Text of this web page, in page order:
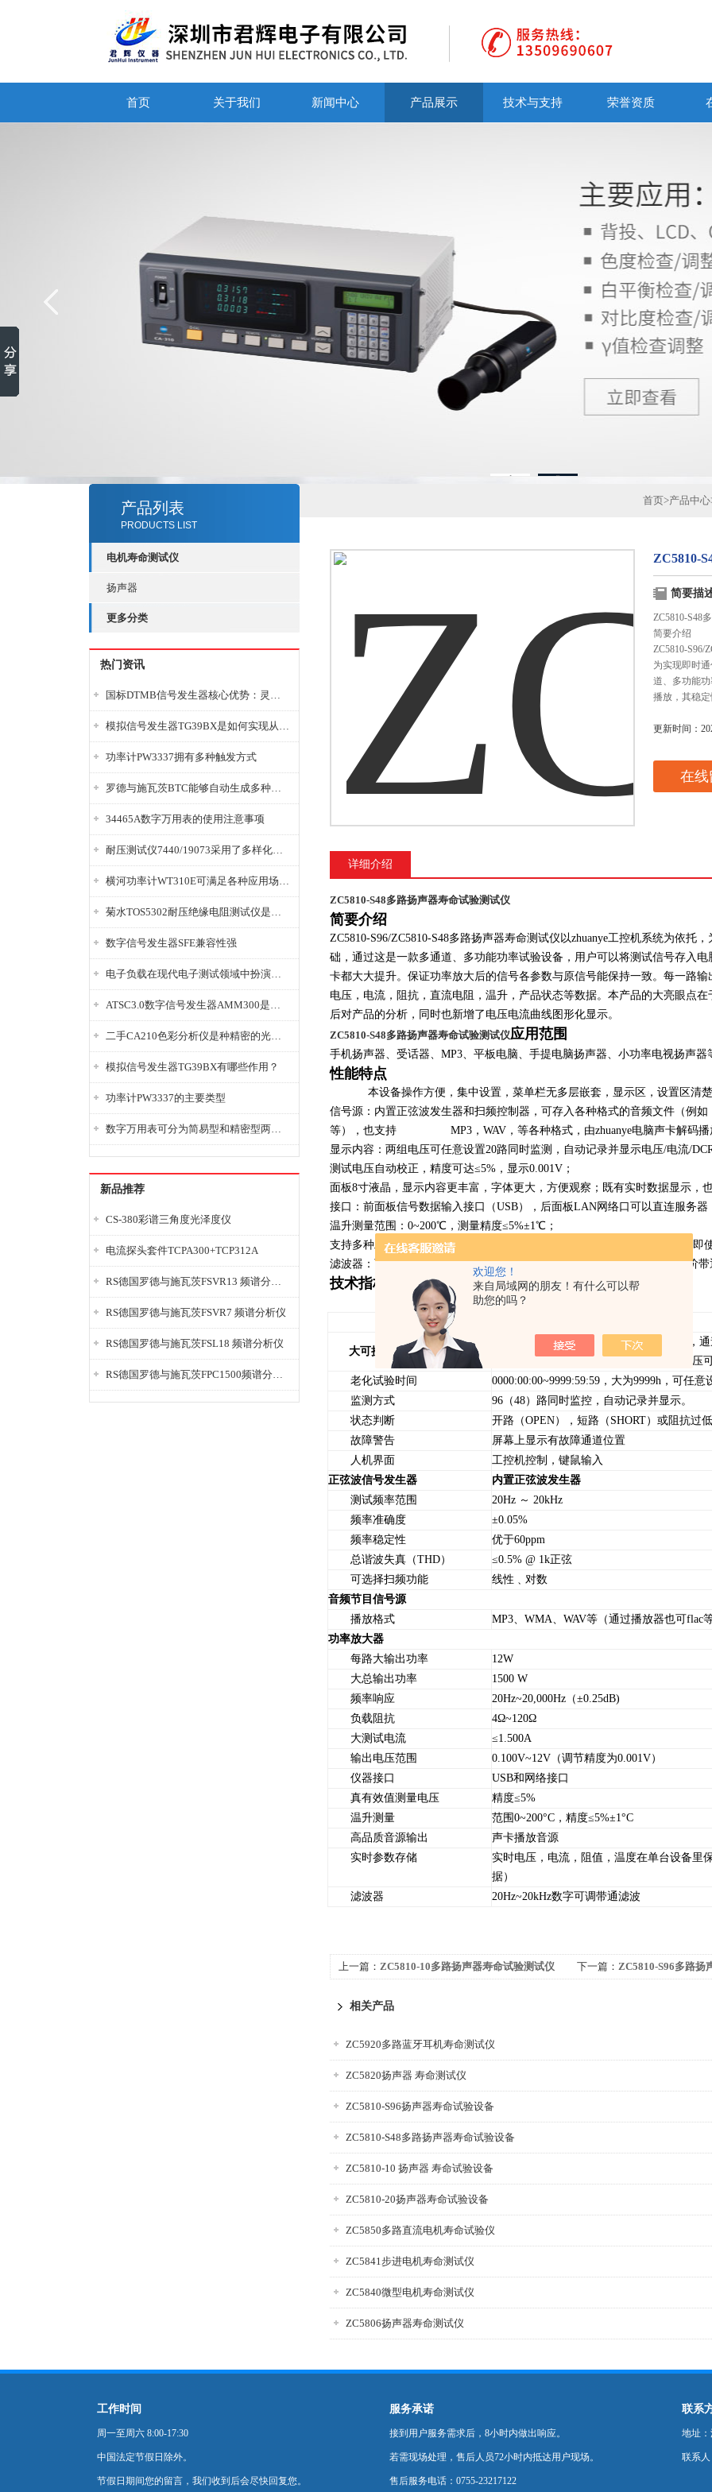
欢迎您！
来自局域网的朋友！有什么可以帮
助您的吗？
首页 关于我们 新闻中心 产品展示 技术与支持 荣誉资质
1 2
产品列表
PRODUCTS LIST
电机寿命测试仪
扬声器
更多分类
热门资讯
国标DTMB信号发生器核心优势：灵活性与准确性的结合
模拟信号发生器TG39BX是如何实现从直流到交流的波形转换?
功率计PW3337拥有多种触发方式
罗德与施瓦茨BTC能够自动生成多种音视频信号
34465A数字万用表的使用注意事项
耐压测试仪7440/19073采用了多样化的功能设计
横河功率计WT310E可满足各种应用场景的需求
菊水TOS5302耐压绝缘电阻测试仪是种重要的电气安全检测设备
数字信号发生器SFE兼容性强
电子负载在现代电子测试领域中扮演着重要的角色
ATSC3.0数字信号发生器AMM300是能够产生各种数字信号的电子设备
二手CA210色彩分析仪是种精密的光学测量仪器
模拟信号发生器TG39BX有哪些作用？
功率计PW3337的主要类型
数字万用表可分为简易型和精密型两大类
新品推荐
CS-380彩谱三角度光泽度仪
电流探头套件TCPA300+TCP312A
RS德国罗德与施瓦茨FSVR13 频谱分析仪
RS德国罗德与施瓦茨FSVR7 频谱分析仪
RS德国罗德与施瓦茨FSL18 频谱分析仪
RS德国罗德与施瓦茨FPC1500频谱分析仪
首页>产品中心
ZC5810-
简要描
ZC5810-S48
简要介绍
ZC5810-S96/
为实现即时
道、多功能
播放，其稳
更新时间：
在线
详细介绍
ZC5810-S48多路扬声器寿命试验测试仪
简要介绍
ZC5810-S96/ZC5810-S48多路扬声器寿命测试仪以zhuanye工控机系统为依托
础，通过这是一款多通道、多功能功率试验设备，用户可以将测试信号存入电
卡都大大提升。保证功率放大后的信号各参数与原信号能保持一致。每一路
电压，电流，阻抗，直流电阻，温升，产品状态等数据。本产品的大亮眼点
后对产品的分析，同时也新增了电压电流曲线图形化显示。
ZC5810-S48多路扬声器寿命试验测试仪应用范围
手机扬声器、受话器、MP3、平板电脑、手提电脑扬声器、小功率电视扬声器
性能特点
本设备操作方便，集中设置，菜单栏无多层嵌套，显示区，设置区清
信号源：内置正弦波发生器和扫频控制器，可存入各种格式的音频文件（例
等），也支持 MP3，WAV，等各种格式，由zhuanye电脑声卡解码
显示内容：两组电压可任意设置20路同时监测，自动记录并显示电压/电流/
测试电压自动校正，精度可达≤5%，显示0.001V；
面板8寸液晶，显示内容更丰富，字体更大，方便观察；既有实时数据显示，
接口：前面板信号数据输入接口（USB），后面板LAN网络口可以直连服务
温升测量范围：0~200℃，测量精度≤5%±1℃；
支持多种工作模式：调试、正常、间歇。其中小间歇支持0.1s，调试模式下即
滤波器：可以滤波内部各种信号20Hz-20kHz，分为直通，2阶带通滤波，4阶
技术指标
型号
大可接入路数
96（48） 路，分两组，通道 1~24 为A组，
（包括信号类型）可独立设置。每通道电压
老化试验时间
0000:00:00~9999:59:59，大为9999h，可任意
监测方式
96（48）路同时监控，自动记录并显示。
状态判断
开路（OPEN），短路（SHORT）或阻抗过
故障警告
屏幕上显示有故障通道位置
人机界面
工控机控制，键鼠输入
正弦波信号发生器
内置正弦波发生器
测试频率范围
20Hz ～ 20kHz
频率准确度
±0.05%
频率稳定性
优于60ppm
总谐波失真（THD）
≤0.5% @ 1k正弦
可选择扫频功能
线性﹑对数
音频节目信号源
播放格式
MP3、WMA、WAV等（通过播放器也可flac
功率放大器
每路大输出功率
12W
大总输出功率
1500 W
频率响应
20Hz~20,000Hz（±0.25dB)
负载阻抗
4Ω~120Ω
大测试电流
≤1.500A
输出电压范围
0.100V~12V（调节精度为0.001V）
仪器接口
USB和网络接口
真有效值测量电压
精度≤5%
温升测量
范围0~200°C，精度≤5%±1°C
高品质音源输出
声卡播放音源
实时参数存储
实时电压，电流，阻值，温度在单台设备里
据）
滤波器
20Hz~20kHz数字可调带通滤波
上一篇： ZC5810-10多路扬声器寿命试验测试仪 下一篇： ZC5810-S96多路扬
相关产品
ZC5920多路蓝牙耳机寿命测试仪
ZC5820扬声器 寿命测试仪
ZC5810-S96扬声器寿命试验设备
ZC5810-S48多路扬声器寿命试验设备
ZC5810-10 扬声器 寿命试验设备
ZC5810-20扬声器寿命试验设备
ZC5850多路直流电机寿命试验仪
ZC5841步进电机寿命测试仪
ZC5840微型电机寿命测试仪
ZC5806扬声器寿命测试仪
工作时间
周一至周六 8:00-17:30
中国法定节假日除外。
节假日期间您的留言，我们收到后会尽快回复您。
服务承诺
接到用户服务需求后，8小时内做出响应。
若需现场处理，售后人员72小时内抵达用户现场。
售后服务电话：0755-23217122
联系
地址：
联系